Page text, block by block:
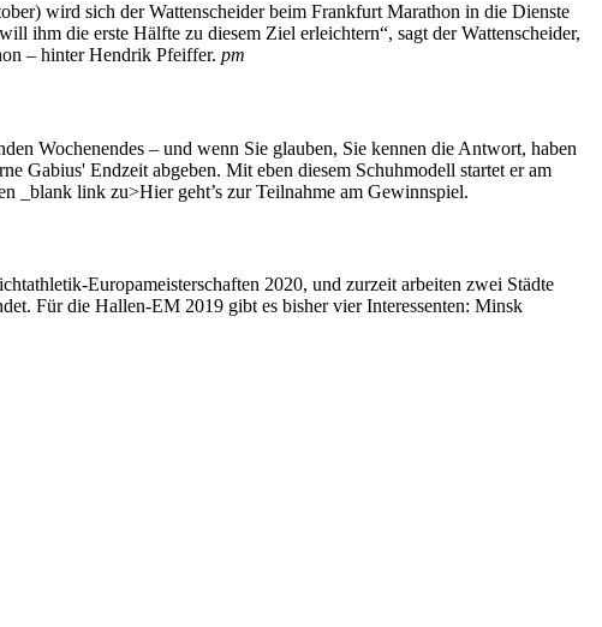
wird sich der Wattenscheider beim Frankfurt Marathon in die Dienste
ihm die erste Hälfte zu diesem Ziel erleichtern“, sagt der Wattenscheider,
– hinter Hendrik Pfeiffer. pm
Wochenendes – und wenn Sie glauben, Sie kennen die Antwort, haben
Gabius' Endzeit abgeben. Mit eben diesem Schuhmodell startet er am
_blank link zu>Hier geht’s zur Teilnahme am Gewinnspiel.
Europameisterschaften 2020, und zurzeit arbeiten zwei Städte
Für die Hallen-EM 2019 gibt es bisher vier Interessenten: Minsk